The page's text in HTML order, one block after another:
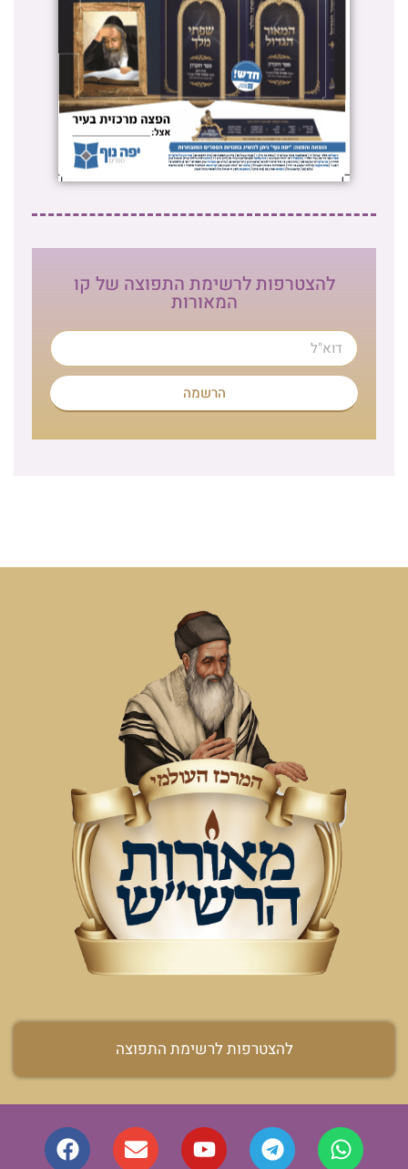
להצטרפות לרשימת התפוצה של קו
המאורות
הרשמה
להצטרפות לרשימת התפוצה